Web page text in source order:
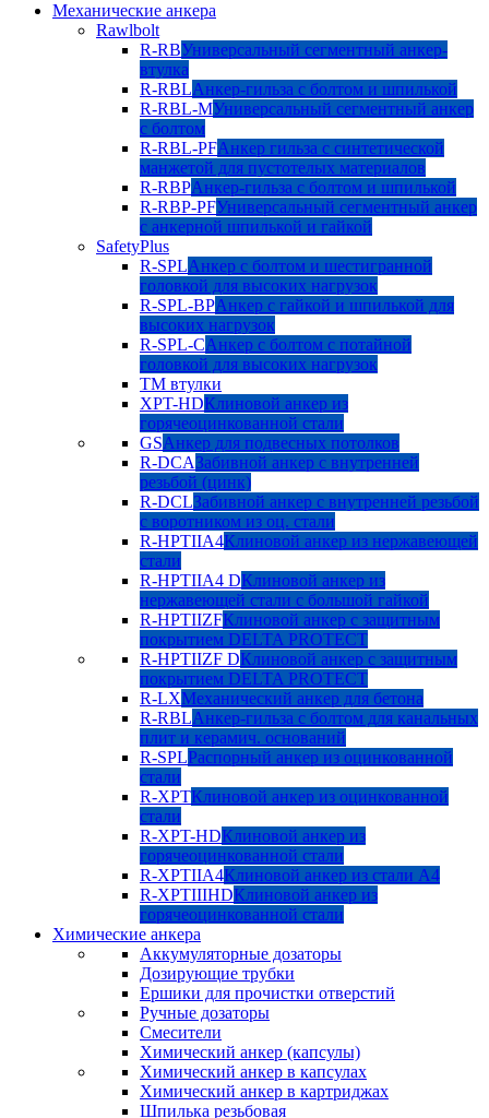
Механические анкера
Rawlbolt
R-RBУниверсальный сегментный анкер-
втулка
R-RBLАнкер-гильза с болтом и шпилькой
R-RBL-MУниверсальный сегментный анкер
с болтом
R-RBL-PFАнкер гильза с синтетической
манжетой для пустотелых материалов
R-RBPАнкер-гильза с болтом и шпилькой
R-RBP-PFУниверсальный сегментный анкер
с анкерной шпилькой и гайкой
SafetyPlus
R-SPLАнкер с болтом и шестигранной
головкой для высоких нагрузок
R-SPL-BPАнкер с гайкой и шпилькой для
высоких нагрузок
R-SPL-CАнкер с болтом с потайной
головкой для высоких нагрузок
TM втулки
XPT-HDКлиновой анкер из
горячеоцинкованной стали
GSАнкер для подвесных потолков
R-DCAЗабивной анкер с внутренней
резьбой (цинк)
R-DCLЗабивной анкер с внутренней резьбой
с воротником из оц. стали
R-HPTIIA4Клиновой анкер из нержавеющей
стали
R-HPTIIA4 DКлиновой анкер из
нержавеющей стали с большой гайкой
R-HPTIIZFКлиновой анкер с защитным
покрытием DELTA PROTECT
R-HPTIIZF DКлиновой анкер с защитным
покрытием DELTA PROTECT
R-LXМеханический анкер для бетона
R-RBLАнкер-гильза с болтом для канальных
плит и керамич. оснований
R-SPLРаспорный анкер из оцинкованной
стали
R-XPTКлиновой анкер из оцинкованной
стали
R-XPT-HDКлиновой анкер из
горячеоцинкованной стали
R-XPTIIA4Клиновой анкер из стали А4
R-XPTIIIHDКлиновой анкер из
горячеоцинкованной стали
Химические анкера
Аккумуляторные дозаторы
Дозирующие трубки
Ершики для прочистки отверстий
Ручные дозаторы
Смесители
Химический анкер (капсулы)
Химический анкер в капсулах
Химический анкер в картриджах
Шпилька резьбовая